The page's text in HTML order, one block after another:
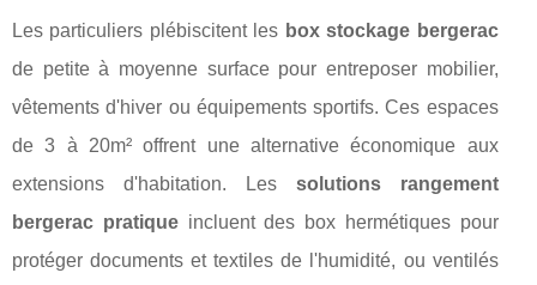
Les particuliers plébiscitent les box stockage bergerac
de petite à moyenne surface pour entreposer mobilier,
vêtements d'hiver ou équipements sportifs. Ces espaces
de 3 à 20m² offrent une alternative économique aux
extensions d'habitation. Les solutions rangement
bergerac pratiqueincluent des box hermétiques pour
protéger documents et textiles de l'humidité, ou ventilés